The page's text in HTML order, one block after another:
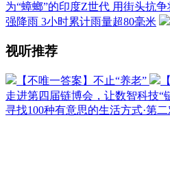
为“蟑螂”的印度Z世代 用街头抗
强降雨 3小时累计雨量超80毫米
视听推荐
【不唯一答案】不止“养老”
走进第四届链博会，让数智科技“
寻找100种有意思的生活方式·第